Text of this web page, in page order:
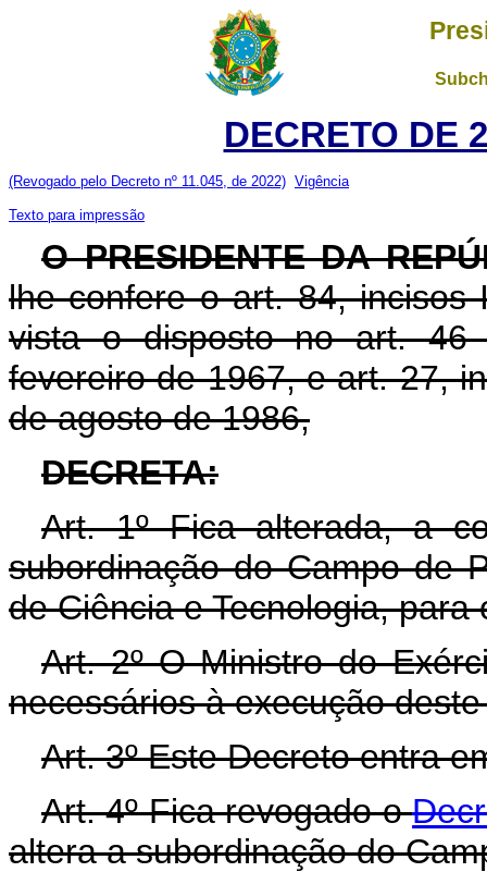
DECRETO DE
(Revogado pelo Decreto nº 11.045, de 2022) Vigência
Texto para impressão
O PRESIDENTE DA
lhe confere o art. 84, incisos
vista o disposto no art. 46
fevereiro de 1967, e art. 27,
de agosto de 1986,
DECRETA:
Art. 1º Fica alterada, a
subordinação do Campo de
de Ciência e Tecnologia,
Art. 2º O Ministro do
necessários à execução
Art. 3º Este Decreto entra
Art. 4º Fica revogado o
altera a subordinação do